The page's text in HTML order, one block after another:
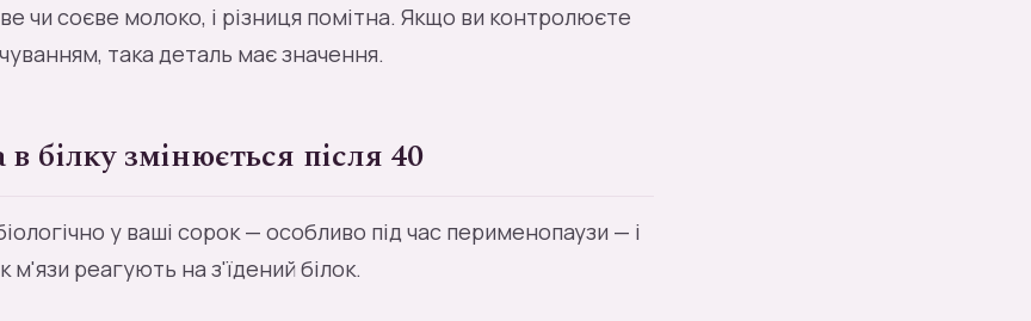
чи соєве молоко, і різниця помітна. Якщо ви контролюєте
така деталь має значення.
білку змінюється після 40
у ваші сорок — особливо під час перименопаузи — і
м'язи реагують на з'їдений білок.